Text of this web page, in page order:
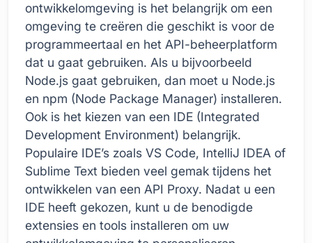
ontwikkelomgeving is het belangrijk om een
omgeving te creëren die geschikt is voor de
programmeertaal en het API-beheerplatform
dat u gaat gebruiken. Als u bijvoorbeeld
Node.js gaat gebruiken, dan moet u Node.js
en npm (Node Package Manager) installeren.
Ook is het kiezen van een IDE (Integrated
Development Environment) belangrijk.
Populaire IDE’s zoals VS Code, IntelliJ IDEA of
Sublime Text bieden veel gemak tijdens het
ontwikkelen van een API Proxy. Nadat u een
IDE heeft gekozen, kunt u de benodigde
extensies en tools installeren om uw